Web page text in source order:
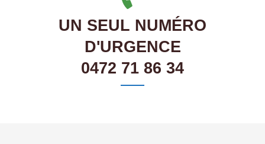
UN SEUL NUMÉRO
D'URGENCE
0472 71 86 34